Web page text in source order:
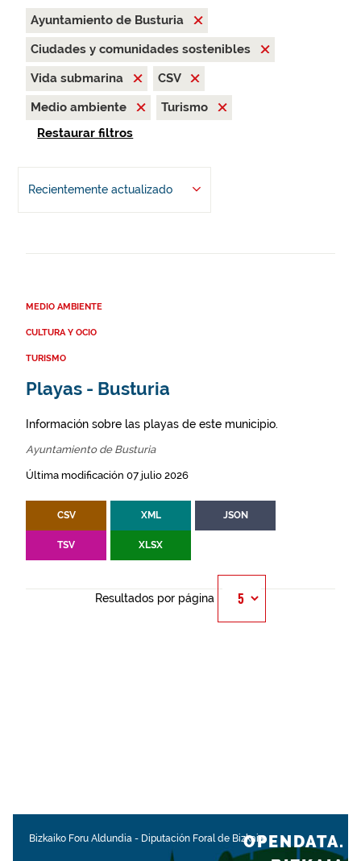
Ayuntamiento de Busturia
Ciudades y comunidades sostenibles
Vida submarina
CSV
Medio ambiente
Turismo
Restaurar filtros
Recientemente actualizado
MEDIO AMBIENTE
CULTURA Y OCIO
TURISMO
Playas - Busturia
Información sobre las playas de este municipio.
Ayuntamiento de Busturia
Última modificación 07 julio 2026
CSV XML JSON
TSV XLSX
Resultados por página
Bizkaiko Foru Aldundia - Diputación Foral de BizkaiaOPENDATA.